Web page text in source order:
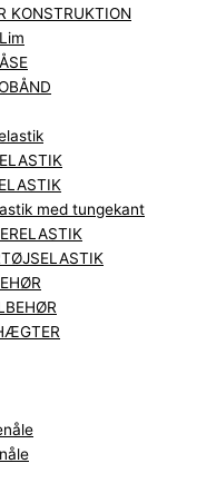
KONSTRUKTION
med tungekant